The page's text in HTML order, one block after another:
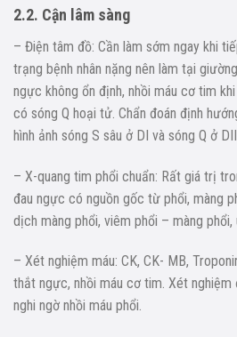
2.2. Cận lâm sàng
– Điện tâm đồ: Cần làm sớm ngay khi
trạng bệnh nhân nặng nên làm tại
ngực không ổn định, nhồi máu cơ tim
có sóng Q hoại tử. Chẩn đoán định
hình ảnh sóng S sâu ở DI và sóng Q ở
– X-quang tim phổi chuẩn: Rất giá trị
đau ngực có nguồn gốc từ phổi, màng
dịch màng phổi, viêm phổi – màng phổi,
– Xét nghiệm máu: CK, CK- MB,
thắt ngực, nhồi máu cơ tim. Xét nghiệm
nghi ngờ nhồi máu phổi.